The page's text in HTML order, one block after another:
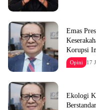
Emas
Korupsi
Opini 17
Ekologi